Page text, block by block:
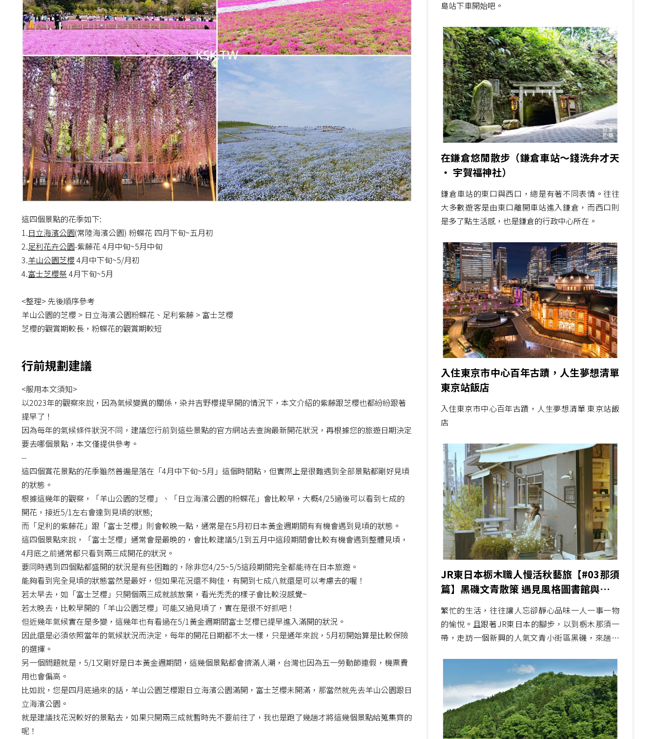
這四個景點的花季如下:
1.日立海濱公園(常陸海濱公園) 粉蝶花 四月下旬~五月初
2.足利花卉公園-紫藤花 4月中旬~5月中旬
3.羊山公園芝櫻 4月中下旬~5/月初
4.富士芝櫻祭 4月下旬~5月
<整理> 先後順序參考
羊山公園的芝櫻 > 日立海濱公園粉蝶花、足利紫藤 > 富士芝櫻
芝櫻的觀賞期較長，粉蝶花的觀賞期較短
行前規劃建議
<服用本文須知>
以2023年的觀察來說，因為氣候變異的關係，染井吉野櫻提早開的情況下，本文介紹的紫藤跟芝櫻也都紛紛跟著
提早了！
因為每年的氣候條件狀況不同，建議您行前到這些景點的官方網站去查詢最新開花狀況，再根據您的旅遊日期決定
要去哪個景點，本文僅提供參考。
--
這四個賞花景點的花季雖然普遍是落在「4月中下旬~5月」這個時間點，但實際上是很難遇到全部景點都剛好見頃
的狀態。
根據這幾年的觀察，「羊山公園的芝櫻」、「日立海濱公園的粉蝶花」會比較早，大概4/25過後可以看到七成的
開花，接近5/1左右會達到見頃的狀態;
而「足利的紫藤花」跟「富士芝櫻」則會較晚一點，通常是在5月初日本黃金週期間有有機會遇到見頃的狀態。
這四個景點來說，「富士芝櫻」通常會是最晚的，會比較建議5/1到五月中這段期間會比較有機會遇到整體見頃，
4月底之前通常都只看到兩三成開花的狀況。
要同時遇到四個點都盛開的狀況是有些困難的，除非您4/25~5/5這段期間完全都能待在日本旅遊。
能夠看到完全見頃的狀態當然是最好，但如果花況還不夠佳，有開到七成八就還是可以考慮去的喔！
若太早去，如「富士芝櫻」只開個兩三成就該放棄，看光禿禿的樣子會比較沒感覺~
若太晚去，比較早開的「羊山公園芝櫻」可能又過見頃了，實在是很不好抓吧！
但近幾年氣候實在是多變，這幾年也有看過在5/1黃金週期間富士芝櫻已提早進入滿開的狀況。
因此還是必須依照當年的氣候狀況而決定，每年的開花日期都不太一樣，只是通年來說，5月初開始算是比較保險
的選擇。
另一個問題就是，5/1又剛好是日本黃金週期間，這幾個景點都會擠滿人潮，台灣也因為五一勞動節連假，機票費
用也會偏高。
比如說，您是四月底過來的話，羊山公園芝櫻跟日立海濱公園滿開，富士芝櫻未開滿，那當然就先去羊山公園跟日
立海濱公園。
就是建議找花況較好的景點去，如果只開兩三成就暫時先不要前往了，我也是跑了幾趟才將這幾個景點給蒐集齊的
呢！
島站下車開始吧。
在鎌倉悠閒散步（鎌倉車站～錢洗弁才天
‧ 宇賀福神社）
鎌倉車站的東口與西口，總是有著不同表情。往往
大多數遊客是由東口離開車站進入鎌倉，而西口則
是多了點生活感，也是鎌倉的行政中心所在。
入住東京市中心百年古蹟，人生夢想清單
東京站飯店
入住東京市中心百年古蹟，人生夢想清單 東京站飯
店
JR東日本栃木職人慢活秋藝旅【#03那須
篇】黑磯文青散策 遇見風格圖書館與咖啡
皮件雜貨店
繁忙的生活，往往讓人忘卻靜心品味一人一事一物
的愉悅。且跟著JR東日本的腳步，以到栃木那須一
帶，走訪一個新興的人氣文青小街區黑磯，來趟散